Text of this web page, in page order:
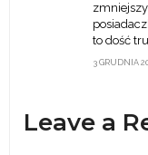
3 GRUDNIA
to dość
Leave a